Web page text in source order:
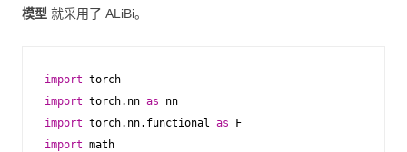
模型 就采用了 ALiBi。
import torch
import torch.nn as
nn
import torch.nn.functional as
F
import math